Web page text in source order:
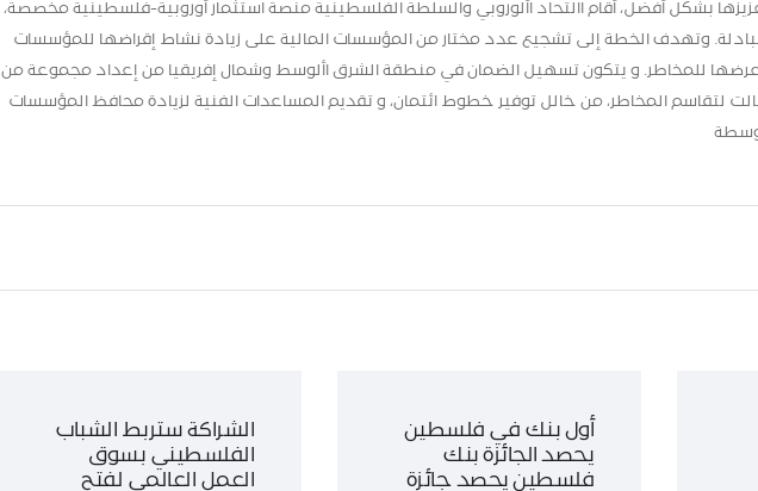
بشكل أفضل، أقام االتحاد األوروبي والسلطة الفلسطينية منصة استثمار أوروبية-فلسطينية مخصصة،
وتهدف الخطة إلى تشجيع عدد مختار من المؤسسات المالية على زيادة نشاط إقراضها للمؤسسات
للمخاطر. و يتكون تسهيل الضمان في منطقة الشرق األوسط وشمال إفريقيا من إعداد مجموعة من
لتقاسم المخاطر، من خالل توفير خطوط ائتمان، و تقديم المساعدات الفنية لزيادة محافظ المؤسسات
أول بنك في فلسطين
يحصد الجائزة بنك
فلسطين يحصد جائزة
الشراكة ستربط الشباب
الفلسطيني بسوق
العمل العالمي لفتح